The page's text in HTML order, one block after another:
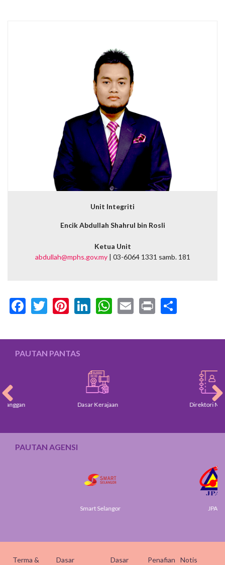
Unit Integriti
Encik Abdullah Shahrul bin Rosli
Ketua Unit
abdullah@mphs.gov.my| 03-6064 1331 samb. 181
Facebook
Twitter
Pinterest
LinkedIn
WhatsApp
Email
Print
PAUTAN PANTAS
Direktori MPHS
PAUTAN AGENSI
Terma &
Dasar
Dasar
Penafian
Notis